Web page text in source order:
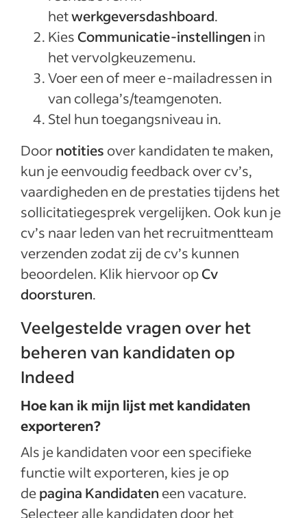
hetwerkgeversdashboard.
Kies Communicatie-instellingen in
het vervolgkeuzemenu.
Voer een of meer e-mailadressen in
van collega’s/teamgenoten.
Stel hun toegangsniveau in.
Doornotities over kandidaten te maken,
kun je eenvoudig feedback over cv’s,
vaardigheden en de prestaties tijdens het
sollicitatiegesprek vergelijken. Ook kun je
cv’s naar leden van het recruitmentteam
verzenden zodat zij de cv’s kunnen
beoordelen. Klik hiervoor opCv
doorsturen.
Veelgestelde vragen over het
beheren van kandidaten op
Indeed
Hoe kan ik mijn lijst met kandidaten
exporteren?
Als je kandidaten voor een specifieke
functie wilt exporteren, kies je op
depagina Kandidaten een vacature.
Selecteer alle kandidaten door het